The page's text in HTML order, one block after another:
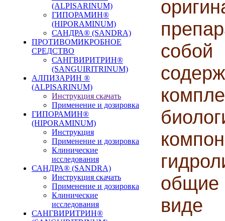
(ALPISARINUM)
ГИПОРАМИН®
(HIPORAMINUM)
САНДРА® (SANDRA)
ПРОТИВОМИКРОБНОЕ
СРЕДСТВО
САНГВИРИТРИН®
(SANGUIRITRINUM)
АЛПИЗАРИН ®
(ALPISARINUM)
Инструкция скачать
Применение и дозировка
ГИПОРАМИН®
(HIPORAMINUM)
Инструкция
Применение и дозировка
Клинические
исследования
САНДРА® (SANDRA)
Инструкция скачать
Применение и дозировка
Клинические
исследования
САНГВИРИТРИН®
собой
виде